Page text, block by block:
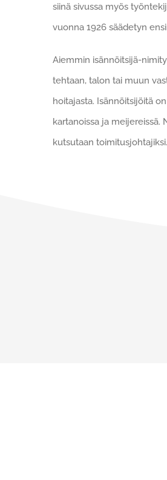
siinä sivussa myös
vuonna 1926 säädetyn
Aiemmin isännöitsijä-
tehtaan, talon tai muun
hoitajasta. Isännöitsijöitä
kartanoissa ja meijereissä.
kutsutaan toimitusjohtajiksi.